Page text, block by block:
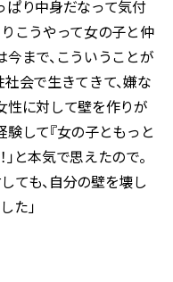
ぱり中身だなって気付
りこうやって女の子と仲
まで、こういうことが
会で生きてきて、嫌な
性に対して壁を作りが
して『女の子ともっと
と本気で思えたので。
ても、自分の壁を壊し
た」